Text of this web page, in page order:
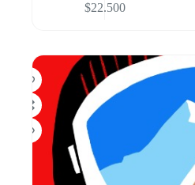
$22.500